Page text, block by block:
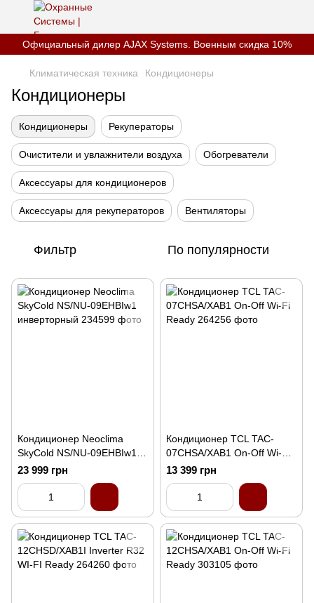
Официальный дилер AJAX Systems. Военным скидка 10%
Климатическая техника Кондиционеры
Кондиционеры
Кондиционеры Рекуператоры
Очистители и увлажнители воздуха Обогреватели
Аксессуары для кондиционеров
Аксессуары для рекуператоров Вентиляторы
Фильтр По популярности
Кондиционер Neoclima
SkyCold NS/NU-09EHBIw1
инверторный
23 999 грн
Кондиционер TCL TAC-
07CHSA/XAB1 On-Off Wi-Fi
Ready
13 399 грн